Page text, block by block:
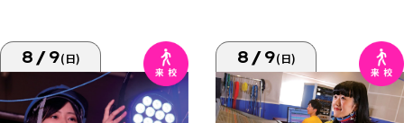
8/9(日) 8/9(日)